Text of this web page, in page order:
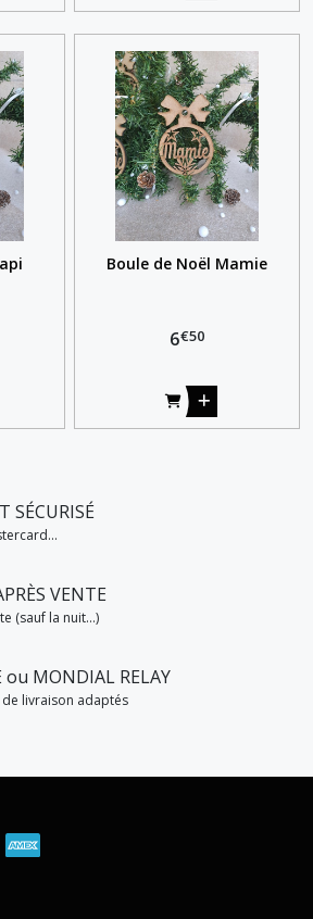
Boule de Noël Mamie
6€50
SÉCURISÉ
VENTE
(sauf la nuit...)
ou MONDIAL RELAY
de livraison adaptés